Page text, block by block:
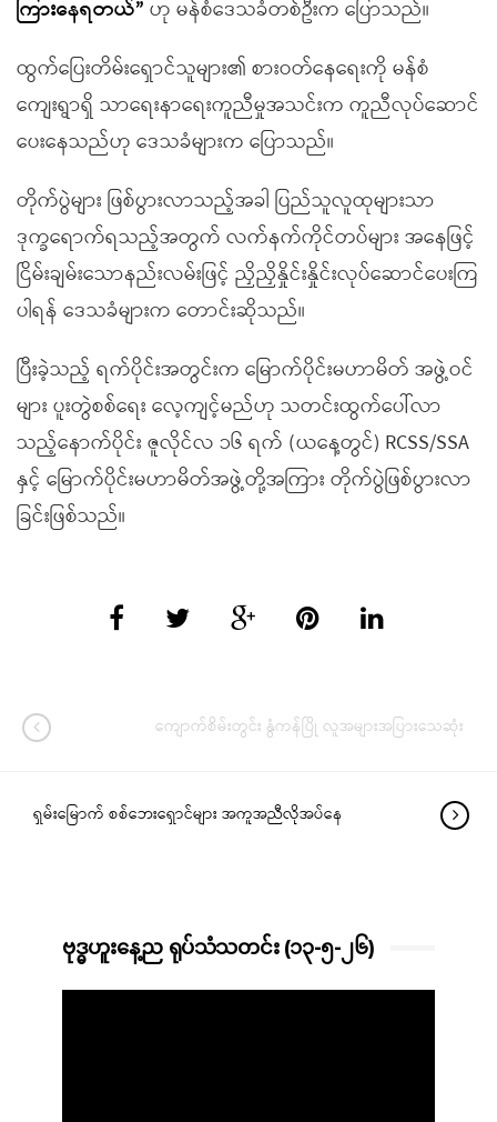
ကြားနေရတယ်” ဟု မန်စံဒေသခံတစ်ဦးက ပြောသည်။
ထွက်ပြေးတိမ်းရှောင်သူများ၏ စားဝတ်နေရေးကို မန်စံ
ကျေးရွာရှိ သာရေးနာရေးကူညီမှုအသင်းက ကူညီလုပ်ဆောင်
ပေးနေသည်ဟု ဒေသခံများက ပြောသည်။
တိုက်ပွဲများ ဖြစ်ပွားလာသည့်အခါ ပြည်သူလူထုများသာ
ဒုက္ခရောက်ရသည့်အတွက် လက်နက်ကိုင်တပ်များ အနေဖြင့်
ငြိမ်းချမ်းသောနည်းလမ်းဖြင့် ညှိညှိနှိုင်းနှိုင်းလုပ်ဆောင်ပေးကြ
ပါရန် ဒေသခံများက တောင်းဆိုသည်။
ပြီးခဲ့သည့် ရက်ပိုင်းအတွင်းက မြောက်ပိုင်းမဟာမိတ် အဖွဲ့ဝင်
များ ပူးတွဲစစ်ရေး လေ့ကျင့်မည်ဟု သတင်းထွက်ပေါ်လာ
သည့်နောက်ပိုင်း ဇူလိုင်လ ၁၆ ရက် (ယနေ့တွင်) RCSS/SSA
နှင့် မြောက်ပိုင်းမဟာမိတ်အဖွဲ့တို့အကြား တိုက်ပွဲဖြစ်ပွားလာ
ခြင်းဖြစ်သည်။
ကျောက်စိမ်းတွင်း နွံကန်ပြို လူအများအပြားသေဆုံး
ရှမ်းမြောက် စစ်ဘေးရှောင်များ အကူအညီလိုအပ်နေ
ဗုဒ္ဓဟူးနေ့ည ရုပ်သံသတင်း (၁၃-၅-၂၆)